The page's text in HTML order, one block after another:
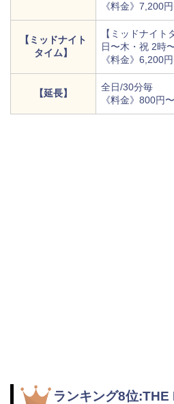
《料金》7,200
【ミッドナイト
タイム】
【ミッドナイト
日〜木・祝 2時
《料金》6,200
【延長】
全日/30分毎
《料金》800円
ランキング8位:THE